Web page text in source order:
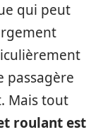
qui peut
passagère
Mais tout
roulant est